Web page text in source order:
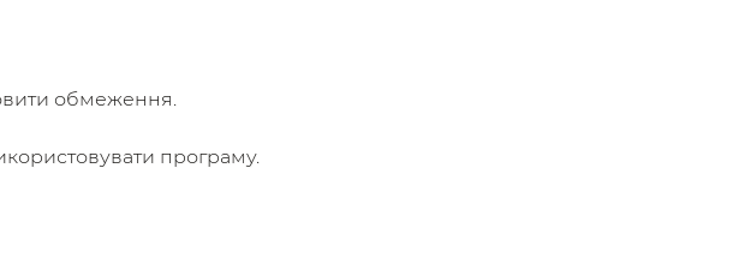
обмеження.
програму.